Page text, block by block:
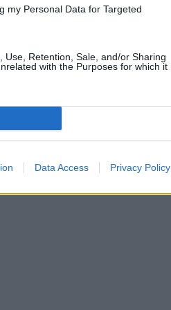
my Personal Data for Targeted
Use, Retention, Sale, and/or Sharing
with the Purposes for which it
Data Access Privacy Policy